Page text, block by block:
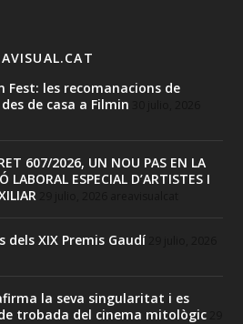
les recomanacions de
de casa a Filmin
607/2026, UN NOU PAS EN LA
LABORAL ESPECIAL D’ARTISTES I
dels XIX Premis Gaudí
la seva singularitat i es
trobada del cinema mitològic